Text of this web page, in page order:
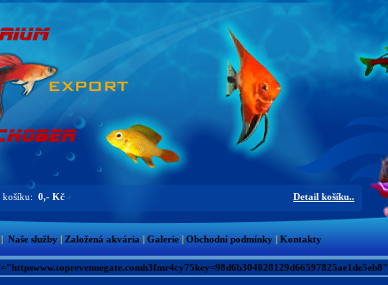
košíku: 0,- Kč Detail košíku..
Naše služby Založená akvária Galerie Obchodní podmínky Kontakty